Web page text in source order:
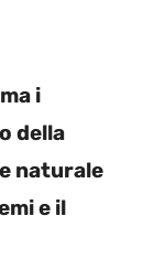
i
della
naturale
e il